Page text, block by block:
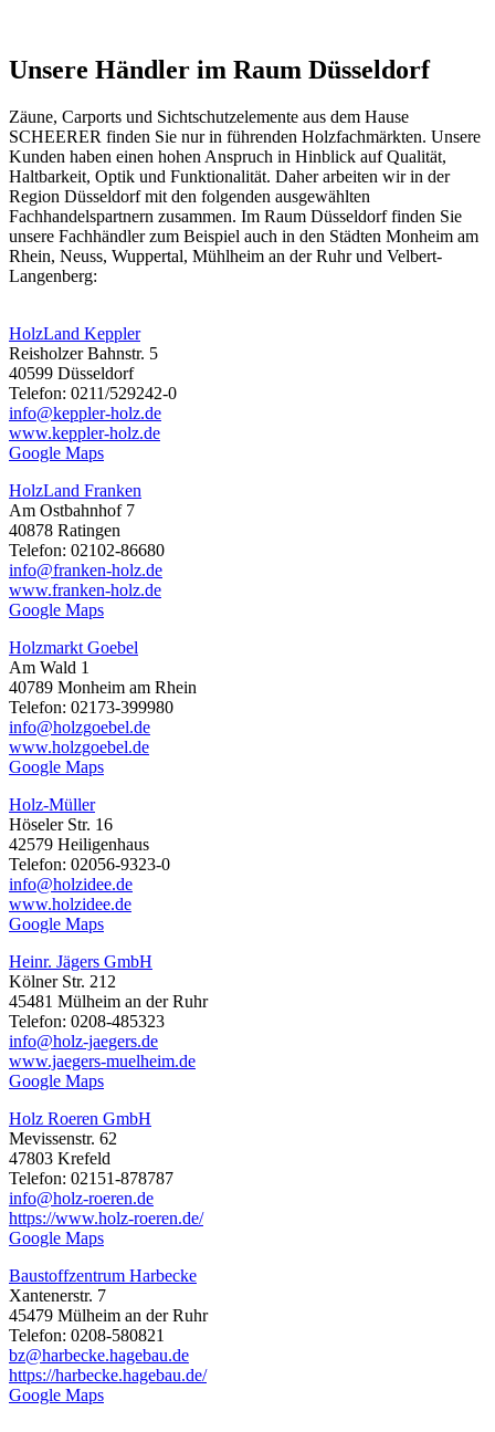
Unsere Händler im Raum Düsseldorf
Zäune, Carports und Sichtschutzelemente aus dem Hause
SCHEERER finden Sie nur in führenden Holzfachmärkten. Unsere
Kunden haben einen hohen Anspruch in Hinblick auf Qualität,
Haltbarkeit, Optik und Funktionalität. Daher arbeiten wir in der
Region Düsseldorf mit den folgenden ausgewählten
Fachhandelspartnern zusammen. Im Raum Düsseldorf finden Sie
unsere Fachhändler zum Beispiel auch in den Städten Monheim am
Rhein, Neuss, Wuppertal, Mühlheim an der Ruhr und Velbert-
Langenberg:
HolzLand Keppler
Reisholzer Bahnstr. 5
40599 Düsseldorf
Telefon: 0211/529242-0
info@keppler-holz.de
www.keppler-holz.de
Google Maps
HolzLand Franken
Am Ostbahnhof 7
40878 Ratingen
Telefon: 02102-86680
info@franken-holz.de
www.franken-holz.de
Google Maps
Holzmarkt Goebel
Am Wald 1
40789 Monheim am Rhein
Telefon: 02173-399980
info@holzgoebel.de
www.holzgoebel.de
Google Maps
Holz-Müller
Höseler Str. 16
42579 Heiligenhaus
Telefon: 02056-9323-0
info@holzidee.de
www.holzidee.de
Google Maps
Heinr. Jägers GmbH
Kölner Str. 212
45481 Mülheim an der Ruhr
Telefon: 0208-485323
info@holz-jaegers.de
www.jaegers-muelheim.de
Google Maps
Holz Roeren GmbH
Mevissenstr. 62
47803 Krefeld
Telefon: 02151-878787
info@holz-roeren.de
https://www.holz-roeren.de/
Google Maps
Baustoffzentrum Harbecke
Xantenerstr. 7
45479 Mülheim an der Ruhr
Telefon: 0208-580821
bz@harbecke.hagebau.de
https://harbecke.hagebau.de/
Google Maps